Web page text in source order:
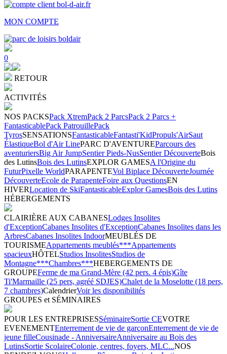
MON COMPTE
0
RETOUR
ACTIVITÉS
NOS PACKSPack XtremPack 2 ParcsPack 2 Parcs +
FantasticablePack PatrouillePack
TyrosSENSATIONSFantasticableFantasti'KidPropuls'AirSaut
ÉlastiqueBol d'Air LinePARC D'AVENTUREParcours des
aventuriersBig Air JumpSentier Pieds-NusSentier DécouverteBois
des LutinsBois des LutinsEXPLOR GAMESA l'Origine du
FuturPixelle WorldPARAPENTEVol Biplace DécouverteJournée
DécouverteEcole de ParapenteFoire aux QuestionsEN
HIVERLocation de SkiFantasticableExplor GamesBois des Lutins
HÉBERGEMENTS
CLAIRIÈRE AUX CABANESLodges Insolites
d'ExceptionCabanes Insolites d'ExceptionCabanes Insolites dans les
ArbresCabanes Insolites IndoorMEUBLÉS DE
TOURISMEAppartements meublés***Appartements
spacieuxHÔTELStudios InsolitesStudios de
Montagne***Chambres***HEBERGEMENTS DE
GROUPEFerme de ma Grand-Mère (42 pers. 4 épis)Gîte
Ti'Marmaille (25 pers, agréé SDJES)Chalet de la Moselotte (18 pers,
7 chambres)CalendrierVoir les disponibilités
GROUPES et SÉMINAIRES
POUR LES ENTREPRISESSéminaireSortie CEVOTRE
EVENEMENTEnterrement de vie de garçonEnterrement de vie de
jeune filleCousinade - AnniversaireAnniversaire au Bois des
LutinsSortie ScolaireColonie, centres, foyers, MLC...NOS